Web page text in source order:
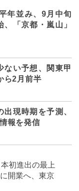
年並み、9月中旬
「京都・嵐山」
ない予想、関東甲
ら2月前半
現時期を予測、
報を発信
初進出の最上
開業へ、東京